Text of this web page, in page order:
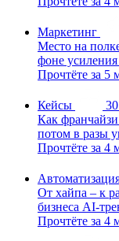
Маркетинг
Место на
фоне
Прочтёте за 5
Кейсы
Как
потом в разы
Прочтёте за 4
От хайпа – к
бизнеса AI-
Прочтёте за 4